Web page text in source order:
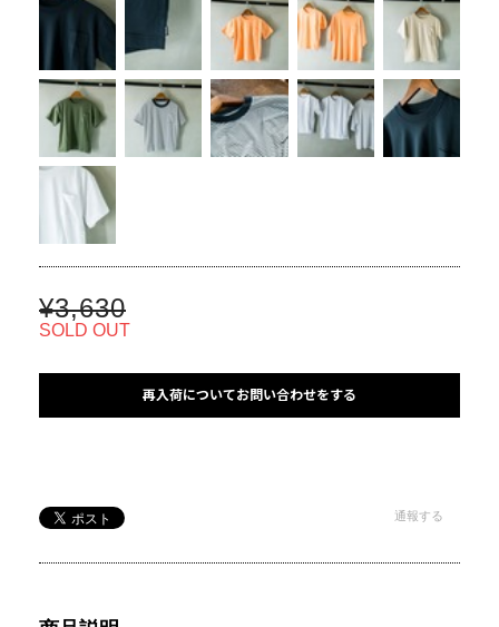
¥3,630
SOLD OUT
再入荷についてお問い合わせをする
通報する